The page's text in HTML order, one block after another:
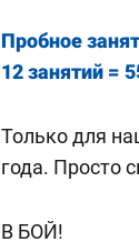
Пробное
12 занятий =
Только для
года. Просто
В БОЙ!